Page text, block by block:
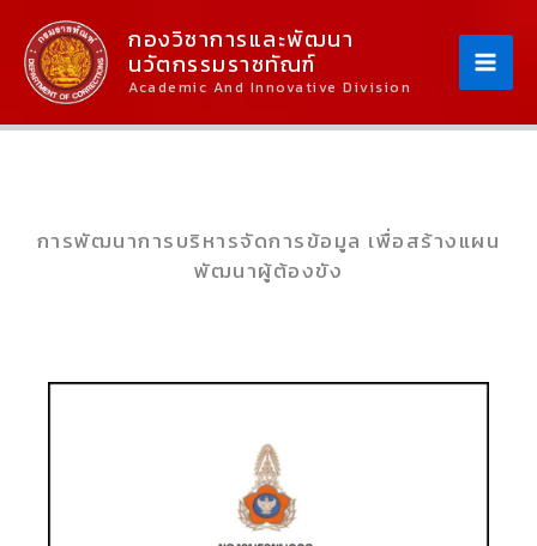
Content
Content
กองวิชาการและพัฒนา
นวัตกรรมราชทัณฑ์
Academic And Innovative Division
การพัฒนาการบริหารจัดการข้อมูล เพื่อสร้างแผน
พัฒนาผู้ต้องขัง